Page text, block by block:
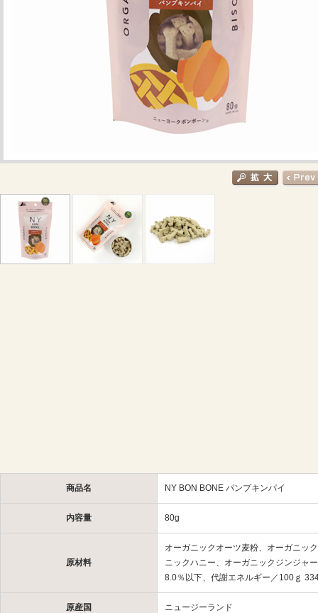
商品名 NY BON BONE パンプキンパイ
内容量 80g
原材料
オーガニックオーツ麦粉、オーガニッ
ニックハニー、オーガニックジンジャ
8.0％以下、代謝エネルギー／100ｇ
原産国 ニュージーランド